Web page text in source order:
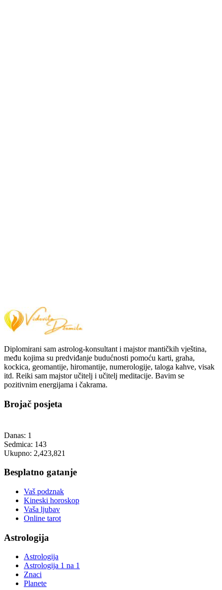
Diplomirani sam astrolog-konsultant i majstor mantičkih vještina,
među kojima su predviđanje budućnosti pomoću karti, graha,
kockica, geomantije, hiromantije, numerologije, taloga kahve, visak
itd. Reiki sam majstor učitelj i učitelj meditacije. Bavim se
pozitivnim energijama i čakrama.
Brojač posjeta
Danas: 1
Sedmica: 143
Ukupno: 2,423,821
Besplatno gatanje
Vaš podznak
Kineski horoskop
Vaša ljubav
Online tarot
Astrologija
Astrologija
Astrologija 1 na 1
Znaci
Planete